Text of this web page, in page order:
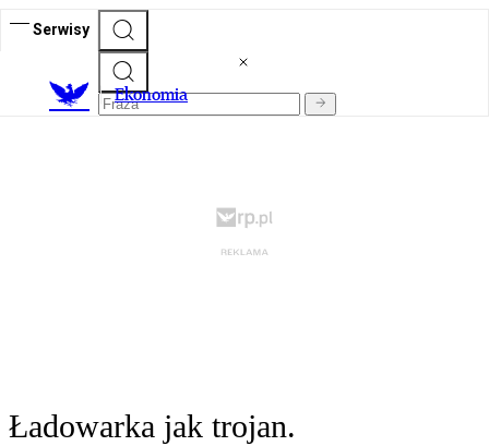
Serwisy
Ekonomia
Ładowarka jak trojan.